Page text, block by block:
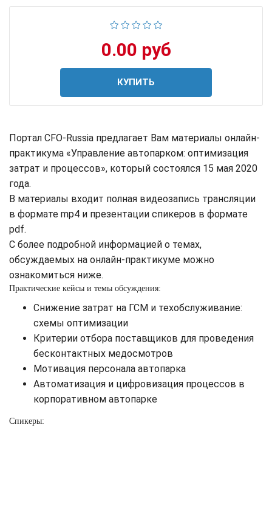
0.00 руб
КУПИТЬ
Портал CFO-Russia предлагает Вам материалы онлайн-
практикума «Управление автопарком: оптимизация
затрат и процессов», который состоялся 15 мая 2020
года.
В материалы входит полная видеозапись трансляции
в формате mp4 и презентации спикеров в формате
pdf.
С более подробной информацией о темах,
обсуждаемых на онлайн-практикуме можно
ознакомиться ниже.
Практические кейсы и темы обсуждения:
Снижение затрат на ГСМ и техобслуживание:
схемы оптимизации
Критерии отбора поставщиков для проведения
бесконтактных медосмотров
Мотивация персонала автопарка
Автоматизация и цифровизация процессов в
корпоративном автопарке
Спикеры: